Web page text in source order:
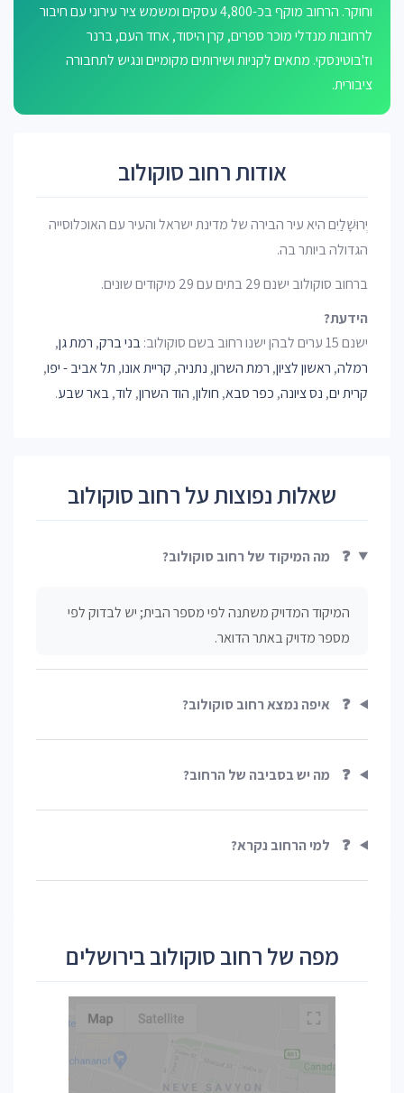
וחוקר. הרחוב מוקף בכ-4,800 עסקים ומשמש ציר עירוני עם חיבור
לרחובות מנדלי מוכר ספרים, קרן היסוד, אחד העם, ברנר
וז'בוטינסקי. מתאים לקניות ושירותים מקומיים ונגיש לתחבורה
ציבורית.
אודות רחוב סוקולוב
יְרוּשָׁלַיִם היא עיר הבירה של מדינת ישראל והעיר עם האוכלוסייה
הגדולה ביותר בה.
ברחוב סוקולוב ישנם 29 בתים עם 29 מיקודים שונים.
הידעת?
ישנם 15 ערים לבהן ישנו רחוב בשם סוקולוב:
בני ברק, רמת גן,
רמלה, ראשון לציון, רמת השרון, נתניה, קריית אונו, תל אביב - יפו,
קרית ים, נס ציונה, כפר סבא, חולון, הוד השרון, לוד,באר שבע.
שאלות נפוצות על רחוב סוקולוב
❓ מה המיקוד של רחוב סוקולוב?
המיקוד המדויק משתנה לפי מספר הבית; יש לבדוק לפי
מספר מדויק באתר הדואר.
❓ איפה נמצא רחוב סוקולוב?
❓ מה יש בסביבה של הרחוב?
❓ למי הרחוב נקרא?
מפה של רחוב סוקולוב בירושלים